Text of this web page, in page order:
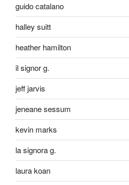
guido catalano
halley suitt
heather hamilton
il signor g.
jeff jarvis
jeneane sessum
kevin marks
la signora g.
laura koan